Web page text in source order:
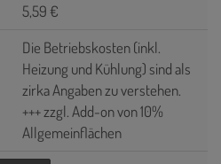
5,59 €
Die Betriebskosten (inkl.
Heizung und Kühlung) sind als
zirka Angaben zu verstehen.
+++ zzgl. Add-on von 10%
Allgemeinflächen